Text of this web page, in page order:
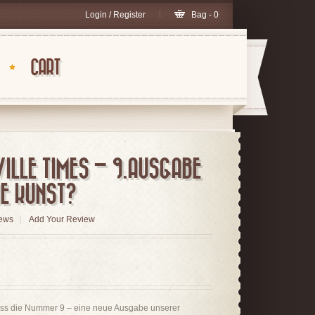
Login / Register Bag - 0
CART
TIMES – 9.AUSGABE
KUNST?
Add Your Review
die Nummer 9 – eine neue Ausgabe unserer